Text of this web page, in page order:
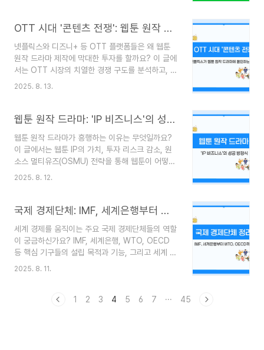
견하고 투자로..
만들고, 혹시라도 원금을 잃을까 두려워 매도를 고
라고 여기기 때문입니다. 하지만 투자의 현인, 워런
버핏은 말합니다."변동성은 위험의 동의어가 아니
다."이 짧은 한마디는 우리가 투자를 바라보는 시각
을 완전히 바꿔놓을 수 있습니다. 변동성과 위험, 같
(Volatility): 주식 가격이..
OTT 시대 '콘텐츠 전쟁': 웹툰 원작 드라마 올인 이유
넷플릭스와 디즈니+ 등 OTT 플랫폼들은 왜 웹툰
원작 드라마 제작에 막대한 투자를 할까요? 이 글에
서는 OTT 시장의 치열한 경쟁 구도를 분석하고, 웹
툰 IP가 어떻게 '킬러 콘텐츠'로 부상하며 플랫폼의
관에 가지 않아도, TV가 없어도 원하는 콘텐츠를
넷플릭스를 필두로 디즈니+, 쿠팡플레이 등 수많은
플랫폼들이 등장하며 치열한 경쟁을 벌이고 있습니
다. 이들의 궁극적인 목표는 단 하나, 바로 '구독자
사수'입니다. 하지만 볼만한 콘텐츠가 없으면 구독
2025. 8. 13.
웹툰 원작 드라마: 'IP 비즈니스'의 성공 방정식
웹툰 원작 드라마가 흥행하는 이유는 무엇일까요?
이 글에서는 웹툰 IP의 가치, 투자 리스크 감소, 원
소스 멀티유즈(OSMU) 전략을 통해 웹툰이 어떻게
콘텐츠 시장의 새로운 '돈줄'이 되었는지 경제학적
이태원 클라쓰, 경성크리처... 최근 몇 년간 드라마
로 '웹툰 원작'이라는 것입니다. 이제 웹툰은 드라마
나 영화의 '스토리 원천'을 넘어, 그 자체로 막대한
경제적 가치를 가진 '지식재산권(IP)'으로 인정받고
있습니다. 웹툰 원작 드라마는 왜 이렇게 쏟아져 나
2025. 8. 12.
국제 경제단체: IMF, 세계은행부터 WTO, OECD
세계 경제를 움직이는 주요 국제 경제단체들의 역할
이 궁금하신가요? IMF, 세계은행, WTO, OECD
등 핵심 기구들의 설립 목적과 기능, 그리고 세계 경
제에 미치는 영향력을 누구나 이해하기 쉽게 알려드
WTO의 무역 분쟁 판결, G20 정상회담 소식 등이
2025. 8. 11.
1 2 3 4 5 6 7 ··· 45